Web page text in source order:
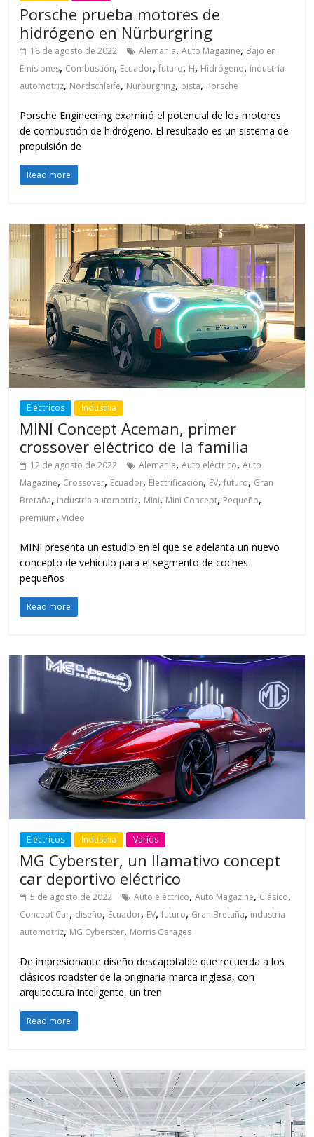
Porsche prueba motores de
hidrógeno en Nürburgring
18 de agosto de 2022 Alemania,Auto Magazine, Bajo en
Emisiones, Combustión, Ecuador,futuro, H, Hidrógeno, industria
automotriz, Nordschleife, Nürburgring, pista, Porsche
Porsche Engineering examinó el potencial de los motores
de combustión de hidrógeno. El resultado es un sistema de
propulsión de
Read more
Eléctricos Industria
MINI Concept Aceman, primer
crossover eléctrico de la familia
12 de agosto de 2022 Alemania,Auto eléctrico,Auto
Magazine, Crossover, Ecuador, Electrificación, EV,futuro, Gran
Bretaña, industria automotriz, Mini, Mini Concept, Pequeño,
premium,Video
MINI presenta un estudio en el que se adelanta un nuevo
concepto de vehículo para el segmento de coches
pequeños
Read more
Eléctricos Industria Varios
MG Cyberster, un llamativo concept
car deportivo eléctrico
5 de agosto de 2022 Auto eléctrico,Auto Magazine, Clásico,
Concept Car, diseño, Ecuador, EV,futuro, Gran Bretaña, industria
automotriz, MG Cyberster, Morris Garages
De impresionante diseño descapotable que recuerda a los
clásicos roadster de la originaria marca inglesa, con
arquitectura inteligente, un tren
Read more